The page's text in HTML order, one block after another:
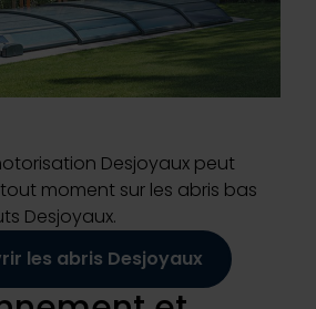
Desjoyaux peut
moment sur les abris bas
Desjoyaux.
les abris Desjoyaux